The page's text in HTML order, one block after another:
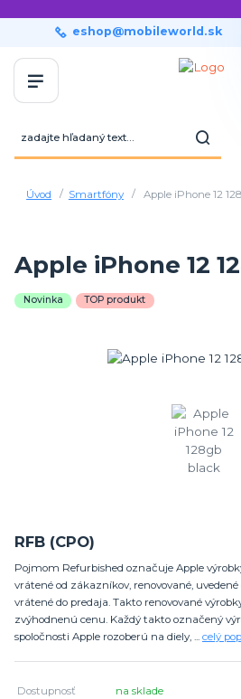
eshop@mobileworld.sk
Úvod Smartfóny Apple iPhone 12
Apple iPhone 12
Novinka TOP produkt
RFB (CPO)
Pojmom Refurbished označuje Apple
vrátené od zákazníkov, renovované,
vrátené do predaja. Takto renovované
zvýhodnenú cenu. Každý takto označený
spoločnosti Apple rozoberú na diely, ... celý
Dostupnosť na sklade